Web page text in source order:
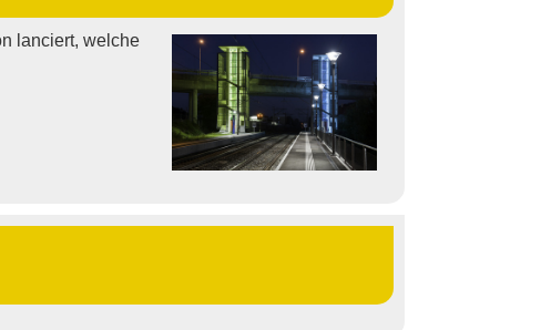
lanciert, welche